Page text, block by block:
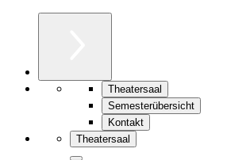
Theatersaal
Semesterübersicht
Kontakt
Theatersaal